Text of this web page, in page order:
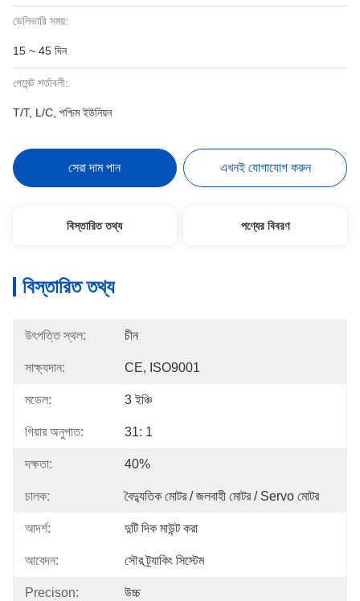
ডেলিভারি সময়:
15 ~ 45 দিন
পেমেন্ট শর্তাবলী:
T/T, L/C, পশ্চিম ইউনিয়ন
সেরা দাম পান এখনই যোগাযোগ করুন
বিস্তারিত তথ্য পণ্যের বিবরণ
বিস্তারিত তথ্য
উৎপত্তি স্থল: চীন
সাক্ষ্যদান: CE, ISO9001
মডেল: 3 ইঞ্চি
গিয়ার অনুপাত: 31: 1
দক্ষতা: 40%
চালক: বৈদ্যুতিক মোটর / জলবাহী মোটর / Servo মোটর
আদর্শ: দুটি দিক মাউন্ট করা
আবেদন: সৌর ট্র্যাকিং সিস্টেম
Precison: উচ্চ